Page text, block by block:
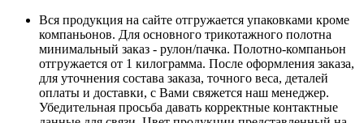
Вся продукция на сайте отгружается упаковками кроме
компаньонов. Для основного трикотажного полотна
минимальный заказ - рулон/пачка. Полотно-компаньон
отгружается от 1 килограмма. После оформления заказа,
для уточнения состава заказа, точного веса, деталей
оплаты и доставки, с Вами свяжется наш менеджер.
Убедительная просьба давать корректные контактные